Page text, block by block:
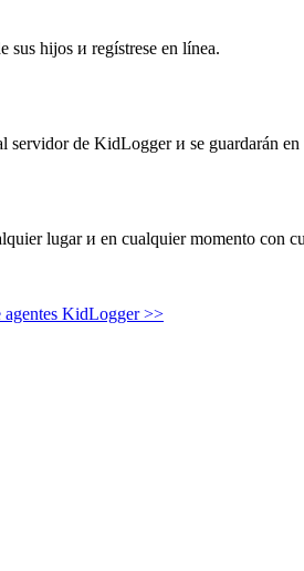
sus hijos и regístrese en línea.
servidor de KidLogger и se guardarán
lugar и en cualquier momento con
agentes KidLogger >>